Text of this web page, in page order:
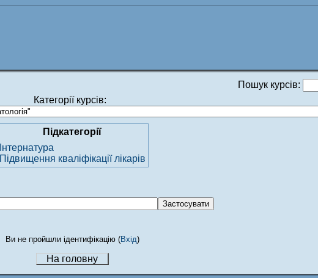
Пошук курсів:
Категорії курсів:
Підкатегорії
Інтернатура
Підвищення кваліфікації лікарів
Ви не пройшли ідентифікацію (Вхід)
На головну